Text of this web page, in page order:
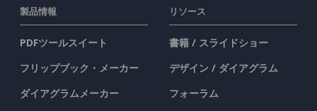
製品情報
PDFツールスイート
フリップブック・メーカー
ダイアグラムメーカー
リソース
書籍 / スライドショー
デザイン / ダイアグラム
フォーラム